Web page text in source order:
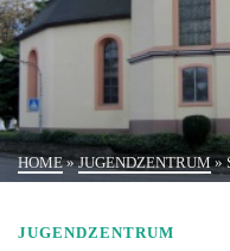
HOME » JUGENDZENTRUM »
JUGENDZENTRUM